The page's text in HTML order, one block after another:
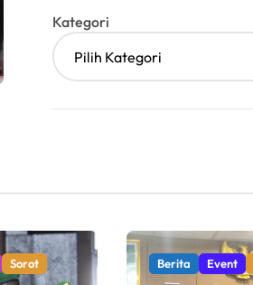
Kategori
Sorot Berita Event